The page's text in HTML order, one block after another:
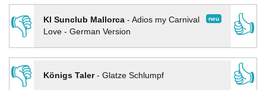
👎
neu
KI Sunclub Mallorca- Adios my Carnival
Love - German Version
👍
👎
Königs Taler- Glatze Schlumpf
👍